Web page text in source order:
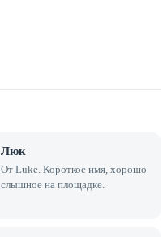
Люк
От Luke. Короткое имя, хорошо
слышное на площадке.